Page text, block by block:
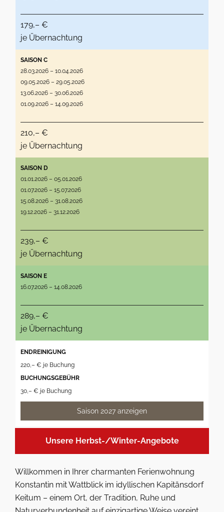
179,– €
je Übernachtung
SAISON C
28.03.2026 – 10.04.2026
09.05.2026 – 29.05.2026
13.06.2026 – 30.06.2026
01.09.2026 – 14.09.2026
210,– €
je Übernachtung
SAISON D
01.01.2026 – 05.01.2026
01.07.2026 – 15.07.2026
15.08.2026 – 31.08.2026
19.12.2026 – 31.12.2026
239,– €
je Übernachtung
SAISON E
16.07.2026 – 14.08.2026
289,– €
je Übernachtung
ENDREINIGUNG
220,– € je Buchung
BUCHUNGSGEBÜHR
30,– € je Buchung
Saison 2027 anzeigen
Unsere Herbst-/Winter-Angebote
Willkommen in Ihrer charmanten Ferienwohnung
Konstantin mit Wattblick im idyllischen Kapitänsdorf
Keitum – einem Ort, der Tradition, Ruhe und